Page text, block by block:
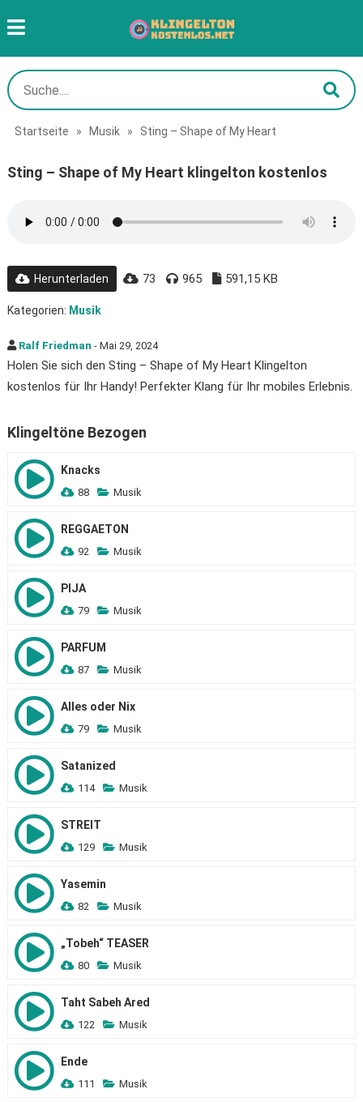
Startseite » Musik » Sting – Shape of My Heart
Sting – Shape of My Heart klingelton kostenlos
Herunterladen 73 965 591,15 KB
Kategorien: Musik
Ralf Friedman - Mai 29, 2024
Holen Sie sich den Sting – Shape of My Heart Klingelton
kostenlos für Ihr Handy! Perfekter Klang für Ihr mobiles Erlebnis.
Klingeltöne Bezogen
Knacks
88 Musik
REGGAETON
92 Musik
PIJA
79 Musik
PARFUM
87 Musik
Alles oder Nix
79 Musik
Satanized
114 Musik
STREIT
129 Musik
Yasemin
82 Musik
„Tobeh“ TEASER
80 Musik
Taht Sabeh Ared
122 Musik
Ende
111 Musik